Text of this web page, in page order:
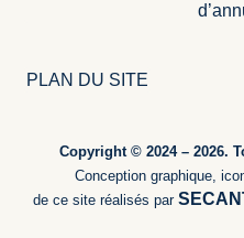
PLAN DU SITE
Copyright © 2024 – 2026.
Conception graphique,
de ce site réalisés par